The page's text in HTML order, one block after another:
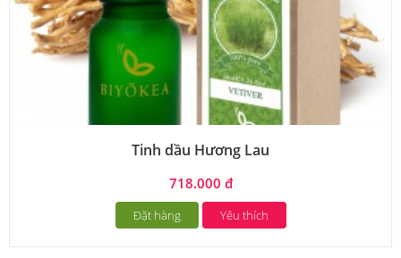
Tinh dầu Hương Lau
718.000 đ
Đặt hàng Yêu thích